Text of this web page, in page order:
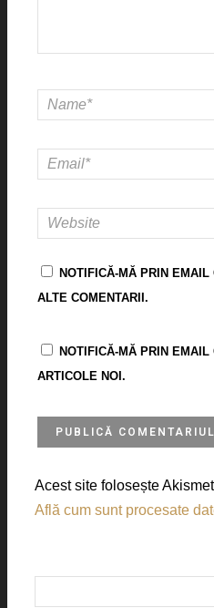
NOTIFICĂ-MĂ PRIN
ALTE COMENTARII.
NOTIFICĂ-MĂ PRIN
ARTICOLE NOI.
Acest site folosește
Află cum sunt procesate